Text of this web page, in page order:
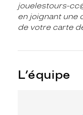
jouelestours-
en joignant une
de votre carte
L’équipe